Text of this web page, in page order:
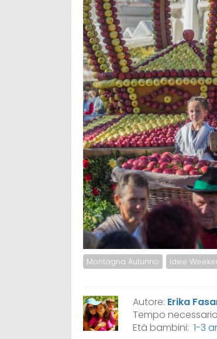
Montagna Autunno Idee
Autore: Erika
Tempo
Età bambini: 1-3